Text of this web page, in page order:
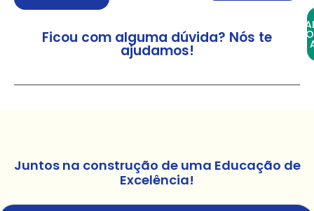
Ficou com alguma dúvida? Nós te
ajudamos!
Juntos na construção de uma Educação de
Excelência!